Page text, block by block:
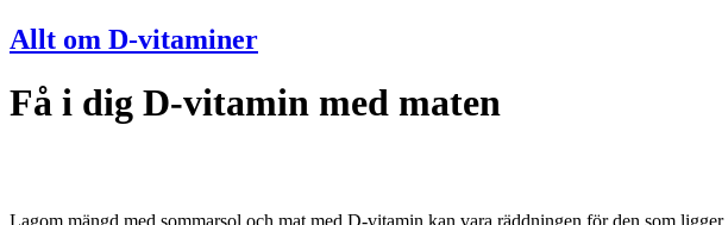
Allt om D-vitaminer
Få i dig D-vitamin med maten
Lagom mängd med sommarsol och mat med D-vitamin kan vara räddningen för den som